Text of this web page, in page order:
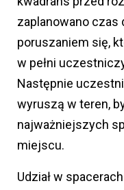
zaplanowano czas
poruszaniem się,
w pełni
Następnie
wyruszą w teren,
najważniejszych
miejscu.
Udział w